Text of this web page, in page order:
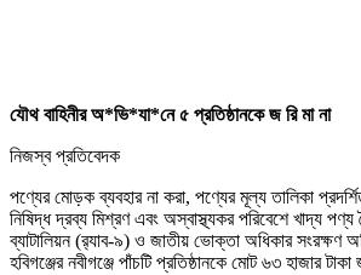
যৌথ বাহিনীর অ*ভি*যা*নে ৫ প্রতিষ্ঠানকে জ রি মা না
নিজস্ব প্রতিবেদক
পণ্যের মোড়ক ব্যবহার না করা, পণ্যের মূল্য তালিকা
নিষিদ্ধ দ্রব্য মিশ্রণ এবং অস্বাস্থ্যকর পরিবেশে খাদ্য
ব্যাটালিয়ন (র‌্যাব-৯) ও জাতীয় ভোক্তা অধিকার সংরক্ষণ
হবিগঞ্জের নবীগঞ্জে পাঁচটি প্রতিষ্ঠানকে মোট ৬৩ হাজার